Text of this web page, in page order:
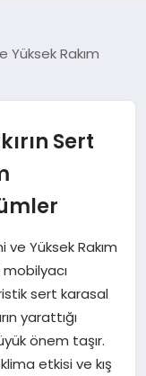
Yüksek Rakım
Sert
ve Yüksek Rakım
sert karasal
yarattığı
önem taşır.
etkisi ve kış